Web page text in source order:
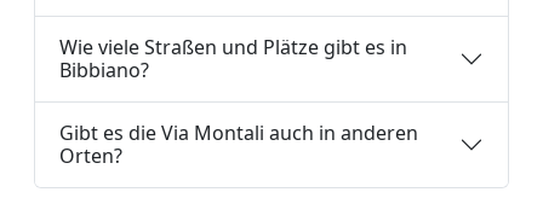
Wie viele Straßen und Plätze gibt es in
Bibbiano?
Gibt es die Via Montali auch in anderen
Orten?